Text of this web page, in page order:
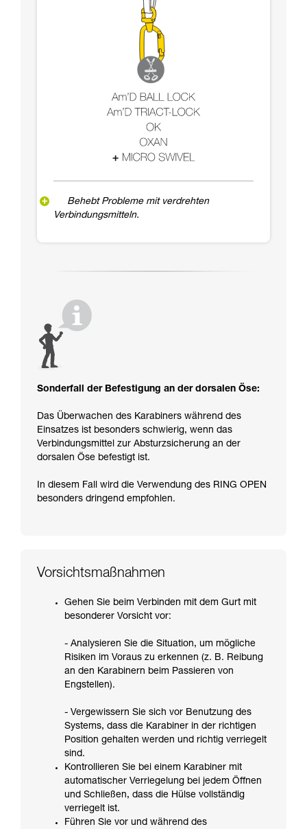
Behebt Probleme mit verdrehten
Verbindungsmitteln.
Sonderfall der Befestigung an der dorsalen Öse:
Das Überwachen des Karabiners während des
Einsatzes ist besonders schwierig, wenn das
Verbindungsmittel zur Absturzsicherung an der
dorsalen Öse befestigt ist.
In diesem Fall wird die Verwendung des RING OPEN
besonders dringend empfohlen.
Vorsichtsmaßnahmen
Gehen Sie beim Verbinden mit dem Gurt mit
besonderer Vorsicht vor:
- Analysieren Sie die Situation, um mögliche
Risiken im Voraus zu erkennen (z. B. Reibung
an den Karabinern beim Passieren von
Engstellen).
- Vergewissern Sie sich vor Benutzung des
Systems, dass die Karabiner in der richtigen
Position gehalten werden und richtig verriegelt
sind.
Kontrollieren Sie bei einem Karabiner mit
automatischer Verriegelung bei jedem Öffnen
und Schließen, dass die Hülse vollständig
verriegelt ist.
Führen Sie vor und während des